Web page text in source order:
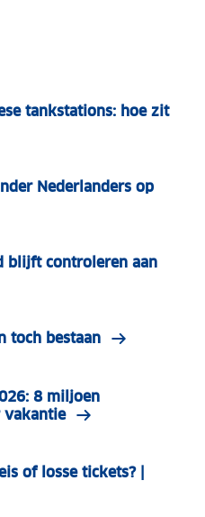
tankstations: hoe zit
Nederlanders op
blijft controleren aan
toch bestaan
8 miljoen
vakantie
of losse tickets? |